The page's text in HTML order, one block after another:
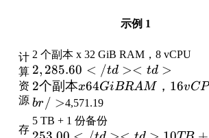
示例 1
计
算
资
源
2 个副本 x 32 GiB RAM，8 vCPU
2,285.60</td>
<td>2 个副本
x 64 GiB
RAM，16
vCPU<br />
2, 285.60 < /td >< td >
2个副本x64GiBRAM ， 16vCP
br/ >4,571.19
存
5 TB + 1 份备份